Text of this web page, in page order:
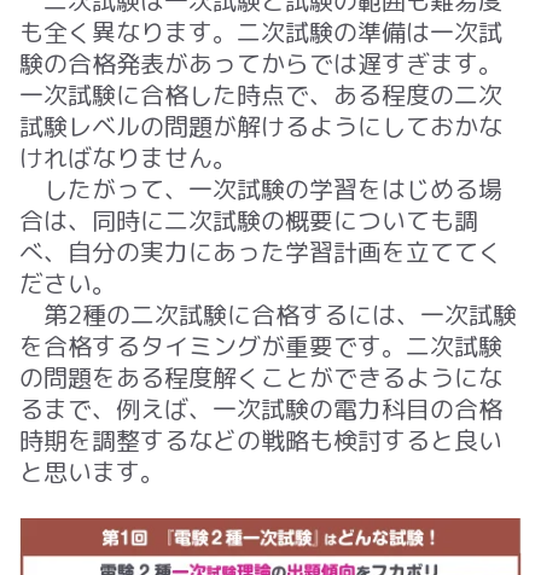
も全く異なります。二次試験の準備は一次試
験の合格発表があってからでは遅すぎます。
一次試験に合格した時点で、ある程度の二次
試験レベルの問題が解けるようにしておかな
ければなりません。
したがって、一次試験の学習をはじめる場
合は、同時に二次試験の概要についても調
べ、自分の実力にあった学習計画を立ててく
ださい。
第2種の二次試験に合格するには、一次試験
を合格するタイミングが重要です。二次試験
の問題をある程度解くことができるようにな
るまで、例えば、一次試験の電力科目の合格
時期を調整するなどの戦略も検討すると良い
と思います。